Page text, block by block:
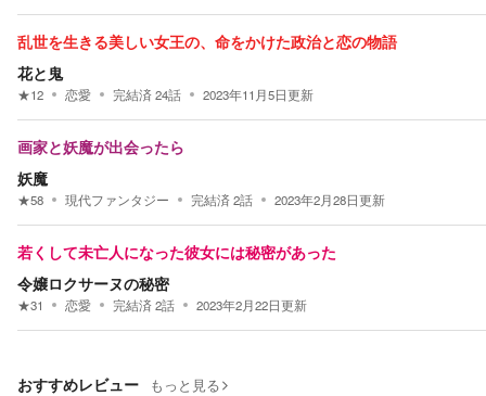
乱世を生きる美しい女王の、命をかけた政治と恋の物語
花と鬼
★12 恋愛 完結済24話 2023年11月5日更新
画家と妖魔が出会ったら
妖魔
★58 現代ファンタジー 完結済2話 2023年2月28日更新
若くして未亡人になった彼女には秘密があった
令嬢ロクサーヌの秘密
★31 恋愛 完結済2話 2023年2月22日更新
おすすめレビュー もっと見る